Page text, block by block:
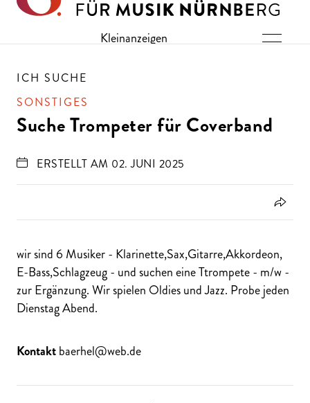
Direkt zu den Inhalten springen
Kleinanzeigen
ICH SUCHE
SONSTIGES
Suche Trompeter für Coverband
ERSTELLT AM 02. JUNI 2025
wir sind 6 Musiker - Klarinette,Sax,Gitarre,Akkordeon,
E-Bass,Schlagzeug - und suchen eine Ttrompete - m/w -
zur Ergänzung. Wir spielen Oldies und Jazz. Probe jeden
Dienstag Abend.
Kontaktbaerhel@web.de